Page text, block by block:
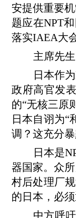
安提供重要
题应在NPT
落实IAEA大
主席先生
日本作
政府高官发
的“无核三原
日本自诩为“
调？这充分
日本是
器国家。众
村后处理厂
的日本，必
中方呼